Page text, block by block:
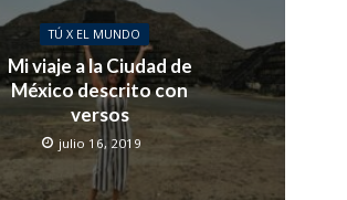
TÚ X EL MUNDO
Mi viaje a la Ciudad de
México descrito con
versos
julio 16, 2019